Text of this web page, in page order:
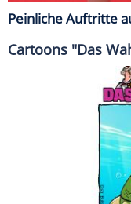
Peinliche Auftritte
Cartoons "Das